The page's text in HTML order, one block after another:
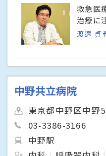
救急医
治療に
渡邉 貞
中野共立病院
東京都中野区中野
03-3386-3166
中野駅